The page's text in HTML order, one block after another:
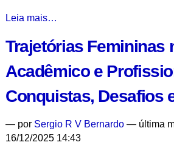
Nas
da
Imigração
e
Pertencimento:
Celan,
Paula
Leia mais…
Trajetórias Femininas
Acadêmico e
Conquistas, Desafios
— por Sergio R V Bernardo— última
16/12/2025 14:43